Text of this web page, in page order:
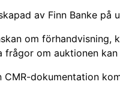
av Finn Banke på
om förhandvisning,
frågor om auktionen
CMR-dokumentation